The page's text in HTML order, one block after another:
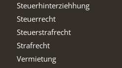
Steuerhinterziehhung
Steuerrecht
Steuerstrafrecht
Strafrecht
Vermietung